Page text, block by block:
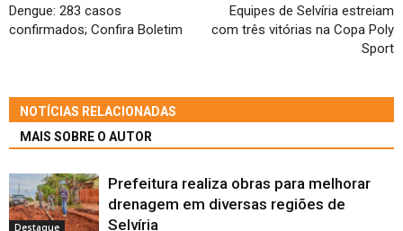
Dengue: 283 casos
confirmados; Confira Boletim
Equipes de Selvíria estreiam
com três vitórias na Copa Poly
Sport
NOTÍCIAS RELACIONADAS
MAIS SOBRE O AUTOR
Destaque
Prefeitura realiza obras para melhorar
drenagem em diversas regiões de
Selvíria